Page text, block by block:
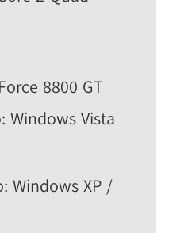
8800 GT
Windows Vista
Windows XP /